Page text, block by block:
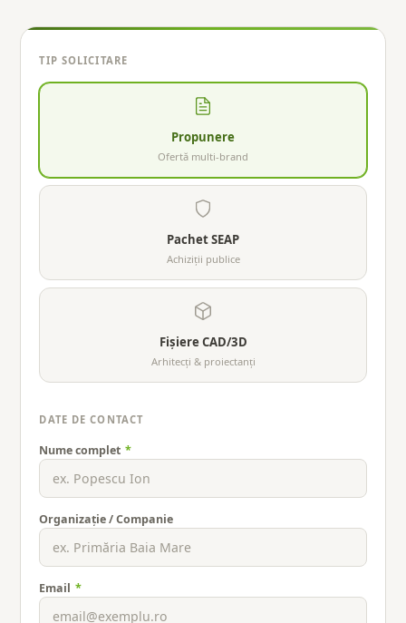
TIP SOLICITARE
Propunere
Ofertă multi-brand
Pachet SEAP
Achiziții publice
Fișiere CAD/3D
Arhitecți & proiectanți
DATE DE CONTACT
Nume complet *
Organizație / Companie
Email *